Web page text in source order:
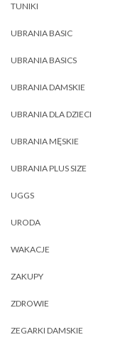
TUNIKI
UBRANIA BASIC
UBRANIA BASICS
UBRANIA DAMSKIE
UBRANIA DLA DZIECI
UBRANIA MĘSKIE
UBRANIA PLUS SIZE
UGGS
URODA
WAKACJE
ZAKUPY
ZDROWIE
ZEGARKI DAMSKIE